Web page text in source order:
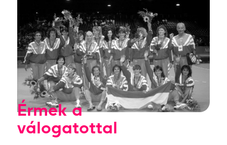
Érmek a
válogatottal